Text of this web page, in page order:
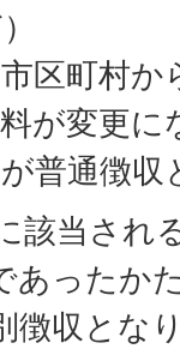
区町村か
が変更に
普通徴収
該当され
あったか
徴収とな